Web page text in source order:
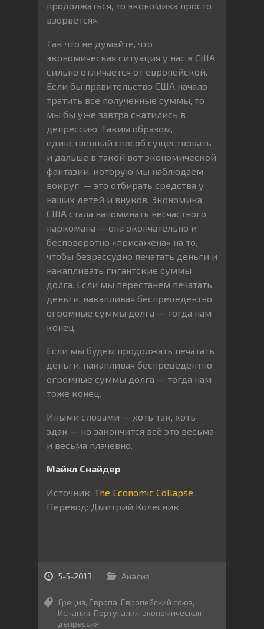
продолжаться, то экономика просто
взорвется».
Так что не думайте, что
экономическая ситуация у нас в США
сильно отличается от европейской.
Если бы правительство США начало
тратить все полученные суммы, то
мы бы уже завтра скатились в
депрессию. Таким образом,
единственный способ существовать
и дальше в такой вот экономической
фантазии, которую мы наблюдаем
вокруг, — это отбирать средства у
наших детей и внуков. Экономика
США стала напоминать несчастного
наркомана — она окончательно и
бесповоротно «присажена» на то,
чтобы безрассудно печатать деньги и
накапливать гигантские суммы
долга. Если мы перестанем печатать
деньги, накапливая беспрецедентно
огромные суммы долга — тогда нам
конец.
Если мы будем продолжать печатать
деньги, накапливая беспрецедентно
огромные суммы долга — тогда нам
тоже конец.
Иными словами — хоть так, хоть
эдак — но закончится всё это весьма
и весьма плачевно.
Майкл Снайдер
Источник: The Economic Collapse
Перевод: Дмитрий Колесник
5-5-2013 Анализ
Греция, Европа, Европейский союз,
Испания, Португалия, экономическая
депрессия